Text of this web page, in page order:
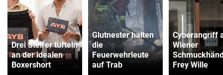
Drei Steirer tüfteln
an der idealen
Boxershort
Glutnester halten
die
Feuerwehrleute
auf Trab
Cyberangriff
Wiener
Frey Wille